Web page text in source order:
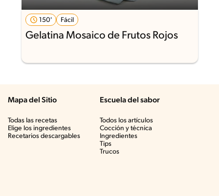
150' Fácil
Gelatina Mosaico de Frutos Rojos
Mapa del Sitio
Todas las recetas
Elige los ingredientes
Recetarios descargables
Escuela del sabor
Todos los artículos
Cocción y técnica
Ingredientes
Tips
Trucos